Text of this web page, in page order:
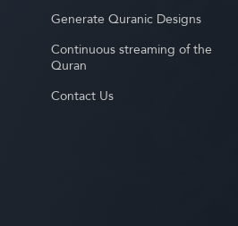
Generate Quranic Designs
Continuous streaming of the
Quran
Contact Us